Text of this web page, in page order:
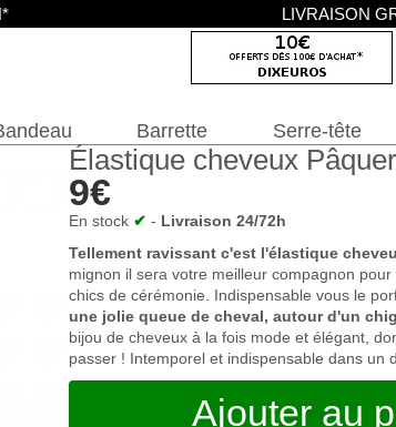
Élastique cheveux
9€
En stock ✔ - Livraison 24/72h
Tellement ravissant c'est l'élastique
mignon il sera votre meilleur compagnon
chics de cérémonie. Indispensable vous le
une jolie queue de cheval, autour d'un
bijou de cheveux à la fois mode et élégant,
passer ! Intemporel et indispensable dans un
Ajouter au
Barrette Serre-tête
LIVRAISON